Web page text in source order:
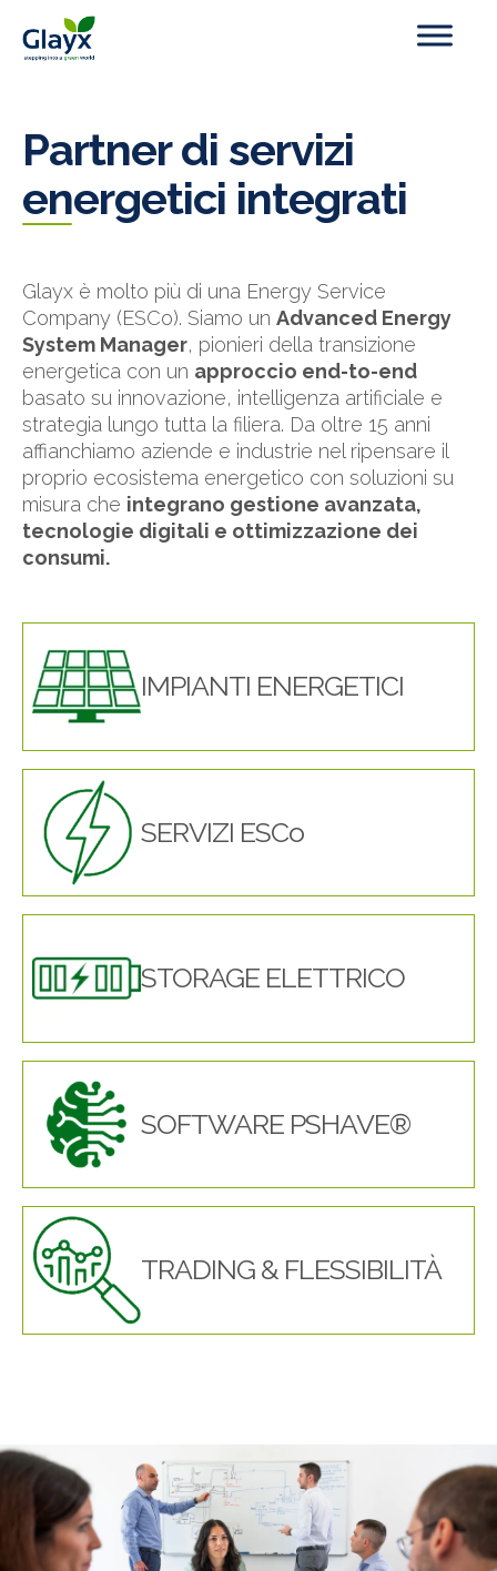
Partner di servizi
energetici integrati
Glayx è molto più di una Energy Service
Company (ESCo). Siamo un Advanced Energy
System Manager, pionieri della transizione
energetica con un approccio end-to-end
basato su innovazione, intelligenza artificiale e
strategia lungo tutta la filiera. Da oltre 15 anni
affianchiamo aziende e industrie nel ripensare il
proprio ecosistema energetico con soluzioni su
misura che integrano gestione avanzata,
tecnologie digitali e ottimizzazione dei
consumi.
IMPIANTI ENERGETICI
SERVIZI ESCo
STORAGE ELETTRICO
SOFTWARE PSHAVE®
TRADING & FLESSIBILITÀ